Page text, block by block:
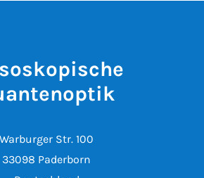
Warburger Str. 100
33098 Paderborn